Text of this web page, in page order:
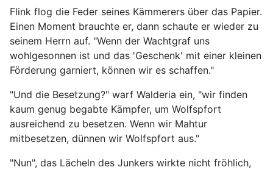
Flink flog die Feder seines Kämmerers über das Papier.
Einen Moment brauchte er, dann schaute er wieder zu
seinem Herrn auf. "Wenn der Wachtgraf uns
wohlgesonnen ist und das 'Geschenk' mit einer kleinen
Förderung garniert, können wir es schaffen."
"Und die Besetzung?" warf Walderia ein, "wir finden
kaum genug begabte Kämpfer, um Wolfspfort
ausreichend zu besetzen. Wenn wir Mahtur
mitbesetzen, dünnen wir Wolfspfort aus."
"Nun", das Lächeln des Junkers wirkte nicht fröhlich,